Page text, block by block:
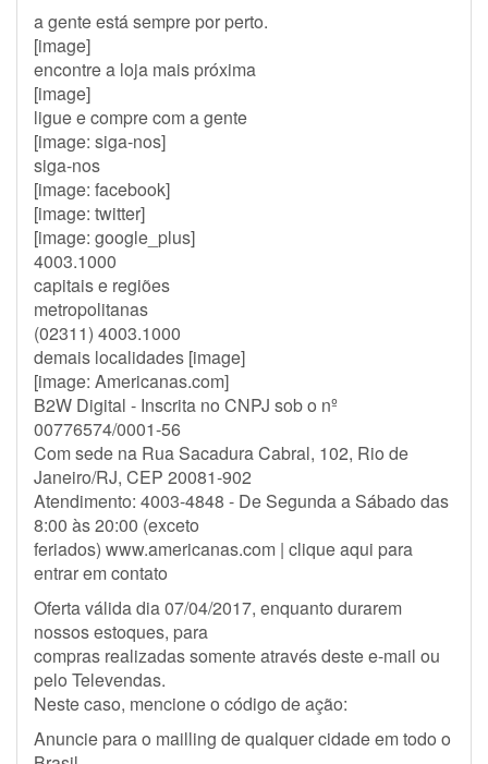
a gente está sempre por perto.
[image]
encontre a loja mais próxima
[image]
ligue e compre com a gente
[image: siga-nos]
siga-nos
[image: facebook]
[image: twitter]
[image: google_plus]
4003.1000
capitais e regiões
metropolitanas
(02311) 4003.1000
demais localidades [image]
[image: Americanas.com]
B2W Digital - Inscrita no CNPJ sob o nº
00776574/0001-56
Com sede na Rua Sacadura Cabral, 102, Rio de
Janeiro/RJ, CEP 20081-902
Atendimento: 4003-4848 - De Segunda a Sábado das
8:00 às 20:00 (exceto
feriados) www.americanas.com | clique aqui para
entrar em contato
Oferta válida dia 07/04/2017, enquanto durarem
nossos estoques, para
compras realizadas somente através deste e-mail ou
pelo Televendas.
Neste caso, mencione o código de ação:
Anuncie para o mailling de qualquer cidade em todo o